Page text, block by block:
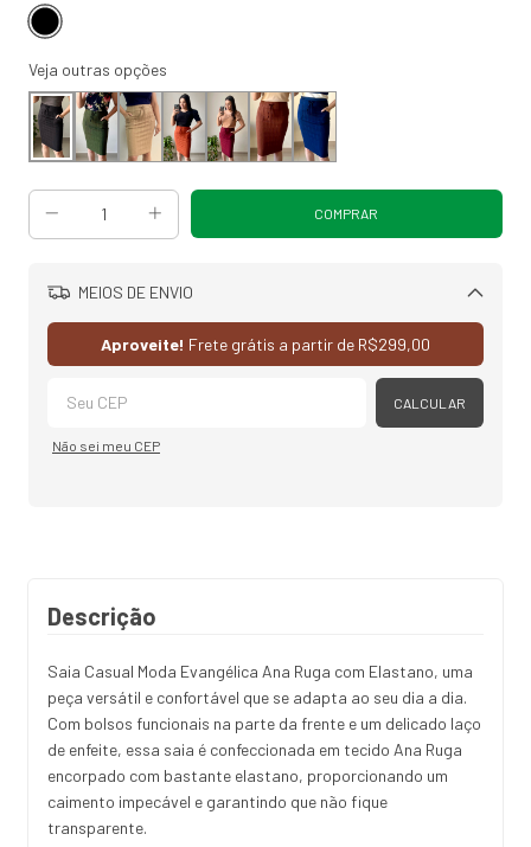
Veja outras opções
MEIOS DE ENVIO
Aproveite! Frete grátis a partir de R$299,00
CALCULAR
Não sei meu CEP
Descrição
Saia Casual Moda Evangélica Ana Ruga com Elastano, uma
peça versátil e confortável que se adapta ao seu dia a dia.
Com bolsos funcionais na parte da frente e um delicado laço
de enfeite, essa saia é confeccionada em tecido Ana Ruga
encorpado com bastante elastano, proporcionando um
caimento impecável e garantindo que não fique
transparente.